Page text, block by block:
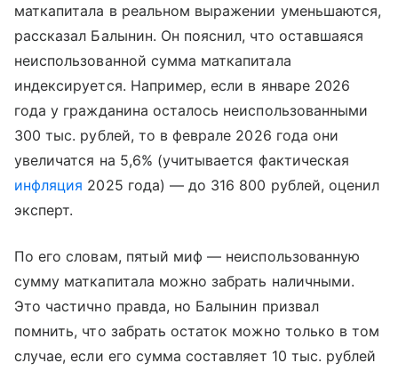
маткапитала в реальном выражении уменьшаются,
рассказал Балынин. Он пояснил, что оставшаяся
неиспользованной сумма маткапитала
индексируется. Например, если в январе 2026
года у гражданина осталось неиспользованными
300 тыс. рублей, то в феврале 2026 года они
увеличатся на 5,6% (учитывается фактическая
инфляция 2025 года) — до 316 800 рублей, оценил
эксперт.
По его словам, пятый миф — неиспользованную
сумму маткапитала можно забрать наличными.
Это частично правда, но Балынин призвал
помнить, что забрать остаток можно только в том
случае, если его сумма составляет 10 тыс. рублей